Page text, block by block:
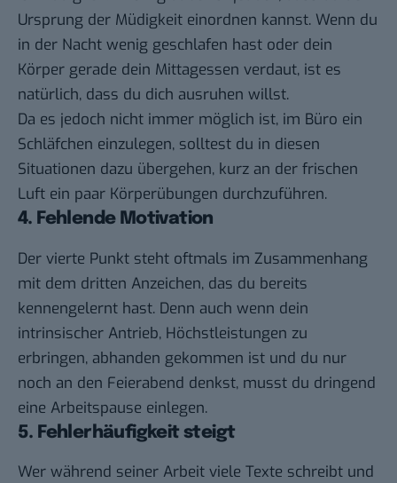
Ursprung der Müdigkeit einordnen kannst. Wenn du
in der Nacht wenig geschlafen hast oder dein
Körper gerade dein Mittagessen verdaut, ist es
natürlich, dass du dich ausruhen willst.
Da es jedoch nicht immer möglich ist, im Büro ein
Schläfchen einzulegen, solltest du in diesen
Situationen dazu übergehen, kurz an der frischen
Luft ein paar Körperübungen durchzuführen.
4. Fehlende Motivation
Der vierte Punkt steht oftmals im Zusammenhang
mit dem dritten Anzeichen, das du bereits
kennengelernt hast. Denn auch wenn dein
intrinsischer Antrieb, Höchstleistungen zu
erbringen, abhanden gekommen ist und du nur
noch an den Feierabend denkst, musst du dringend
eine Arbeitspause einlegen.
5. Fehlerhäufigkeit steigt
Wer während seiner Arbeit viele Texte schreibt und